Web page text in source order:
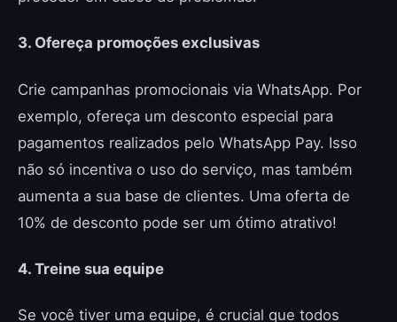
3. Ofereça promoções exclusivas
Crie campanhas promocionais via WhatsApp. Por
exemplo, ofereça um desconto especial para
pagamentos realizados pelo WhatsApp Pay. Isso
não só incentiva o uso do serviço, mas também
aumenta a sua base de clientes. Uma oferta de
10% de desconto pode ser um ótimo atrativo!
4. Treine sua equipe
Se você tiver uma equipe, é crucial que todos